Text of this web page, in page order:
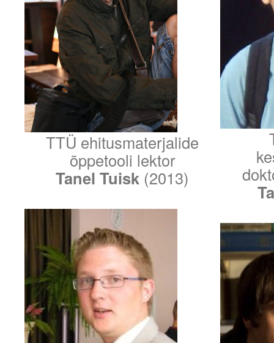
TTÜ ehitusmaterjalide
õppetooli lektor
Tanel Tuisk (2013)